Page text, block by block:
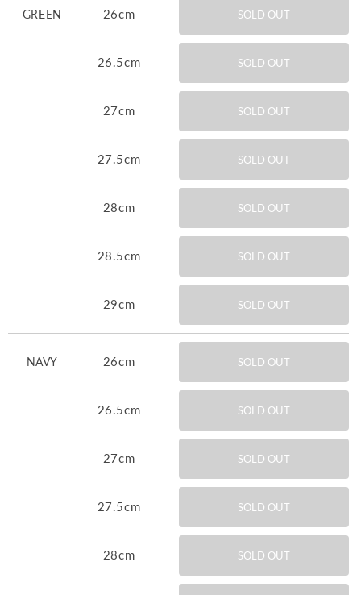
GREEN 26cm SOLD OUT
26.5cm SOLD OUT
27cm SOLD OUT
27.5cm SOLD OUT
28cm SOLD OUT
28.5cm SOLD OUT
29cm SOLD OUT
NAVY 26cm SOLD OUT
26.5cm SOLD OUT
27cm SOLD OUT
27.5cm SOLD OUT
28cm SOLD OUT